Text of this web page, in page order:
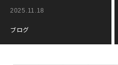
2025.11.18
ブログ